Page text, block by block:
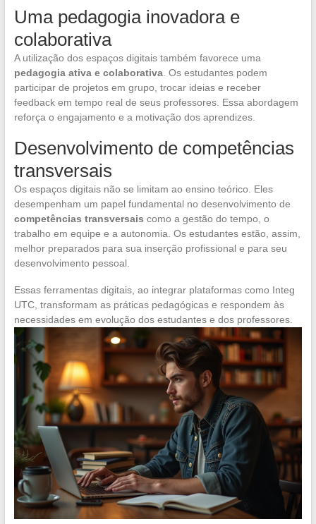
Uma pedagogia inovadora e
colaborativa
A utilização dos espaços digitais também favorece uma
pedagogia ativa e colaborativa. Os estudantes podem
participar de projetos em grupo, trocar ideias e receber
feedback em tempo real de seus professores. Essa abordagem
reforça o engajamento e a motivação dos aprendizes.
Desenvolvimento de competências
transversais
Os espaços digitais não se limitam ao ensino teórico. Eles
desempenham um papel fundamental no desenvolvimento de
competências transversais como a gestão do tempo, o
trabalho em equipe e a autonomia. Os estudantes estão, assim,
melhor preparados para sua inserção profissional e para seu
desenvolvimento pessoal.
Essas ferramentas digitais, ao integrar plataformas como Integ
UTC, transformam as práticas pedagógicas e respondem às
necessidades em evolução dos estudantes e dos professores.